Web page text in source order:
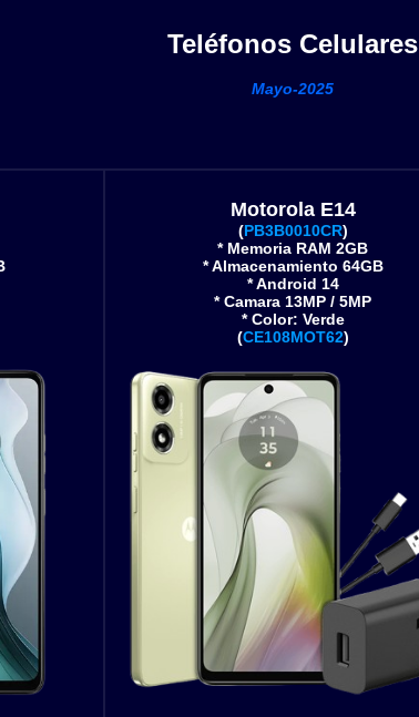
Teléfonos Celulares
Mayo-2025
Motorola E14
(PB3B0010CR)
* Memoria RAM 2GB
* Almacenamiento 64GB
* Android 14
* Camara 13MP / 5MP
* Color: Verde
(CE108MOT62)